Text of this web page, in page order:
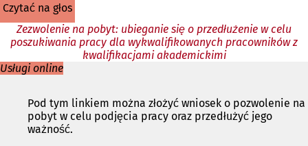
czytać na głos
Zezwolenie na pobyt: ubieganie się o przedłużenie w celu
poszukiwania pracy dla wykwalifikowanych pracowników z
kwalifikacjami akademickimi
Usługi online
Pod tym linkiem można złożyć wniosek o pozwolenie na
pobyt w celu podjęcia pracy oraz przedłużyć jego
ważność.